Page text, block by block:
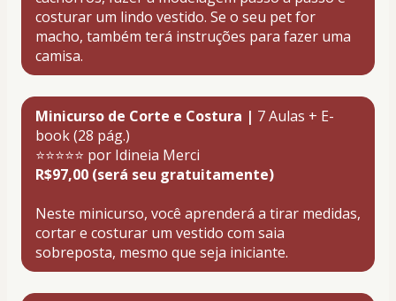
costurar um lindo vestido. Se o seu pet for
macho, também terá instruções para fazer uma
camisa.
Minicurso de Corte e Costura | 7 Aulas + E-
book (28 pág.)
⭐⭐⭐⭐⭐ por Idineia Merci
R$97,00 (será seu gratuitamente)
Neste minicurso, você aprenderá a tirar medidas,
cortar e costurar um vestido com saia
sobreposta, mesmo que seja iniciante.